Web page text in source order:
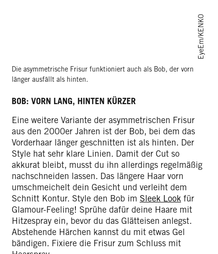
EyeEm/KENKO
Die asymmetrische Frisur funktioniert auch als Bob, der vorn
länger ausfällt als hinten.
BOB: VORN LANG, HINTEN KÜRZER
Eine weitere Variante der asymmetrischen Frisur
aus den 2000er Jahren ist der Bob, bei dem das
Vorderhaar länger geschnitten ist als hinten. Der
Style hat sehr klare Linien. Damit der Cut so
akkurat bleibt, musst du ihn allerdings regelmäßig
nachschneiden lassen. Das längere Haar vorn
umschmeichelt dein Gesicht und verleiht dem
Schnitt Kontur. Style den Bob im Sleek Look für
Glamour-Feeling! Sprühe dafür deine Haare mit
Hitzespray ein, bevor du das Glätteisen anlegst.
Abstehende Härchen kannst du mit etwas Gel
bändigen. Fixiere die Frisur zum Schluss mit